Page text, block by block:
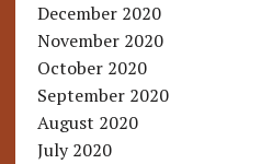
December 2020
November 2020
October 2020
September 2020
August 2020
July 2020